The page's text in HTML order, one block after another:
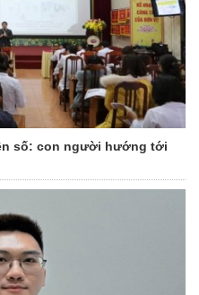
số: con người hướng tới